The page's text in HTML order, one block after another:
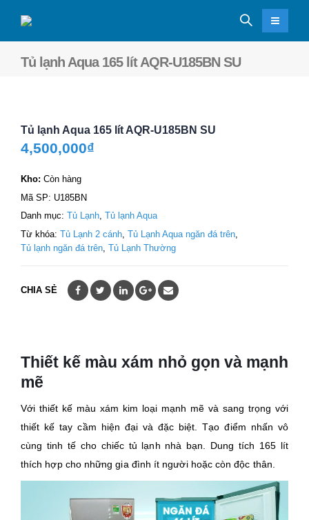
Tủ lạnh Aqua 165 lít AQR-U185BN SU
Tủ lạnh Aqua 165 lít AQR-U185BN SU
4,500,000₫
Kho: Còn hàng
Mã SP: U185BN
Danh mục: Tủ Lạnh, Tủ lạnh Aqua
Từ khóa: Tủ Lạnh 2 cánh Tủ Lạnh Aqua ngăn đá trên
Tủ lạnh ngăn đá trên Tủ Lạnh Thường
CHIA SẺ
Thiết kế màu xám nhỏ gọn và mạnh
mẽ
Với thiết kế màu xám kim loại mạnh mẽ và sang trọng với
thiết kế tay cầm hiện đại và đặc biệt. Tạo điểm nhấn vô
cùng tinh tế cho chiếc tủ lạnh nhà bạn. Dung tích 165 lít
thích hợp cho những gia đình ít người hoặc còn độc thân.